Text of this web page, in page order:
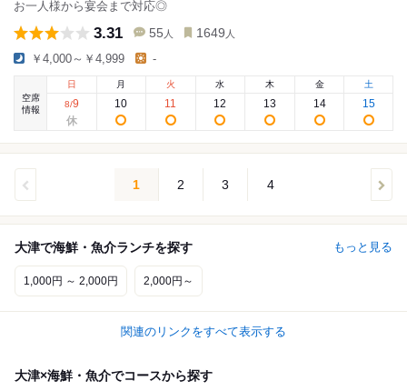
お一人様から宴会まで対応◎
3.31 55 人 1649 人
￥4,000～￥4,999 -
空席
情報
日
8/9
月
10
火
11
水
12
木
13
金
14
土
15
1 2 3 4
大津で海鮮・魚介ランチを探す もっと見る
1,000円 ～ 2,000円 2,000円～
関連のリンクをすべて表示する
大津×海鮮・魚介でコースから探す